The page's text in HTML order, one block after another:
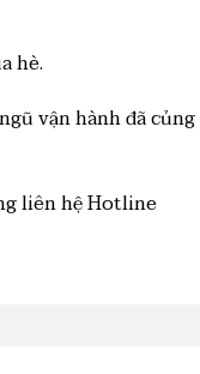
hè.
vận hành đã củng
liên hệ Hotline